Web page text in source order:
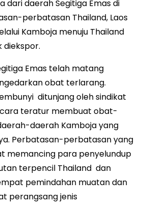
dari daerah Segitiga Emas di
perbatasan Thailand, Laos
Kamboja menuju Thailand
diekspor.
Emas telah matang
obat terlarang.
ditunjang oleh sindikat
teratur membuat obat-
daerah Kamboja yang
Perbatasan-perbatasan yang
memancing para penyelundup
terpencil Thailand dan
pemindahan muatan dan
perangsang jenis